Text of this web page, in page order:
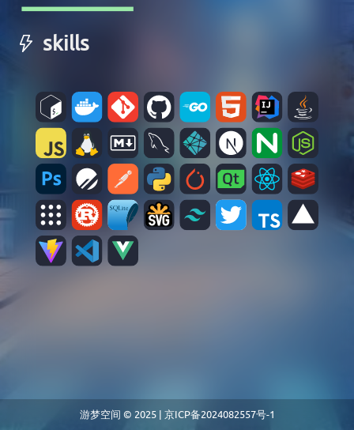
skills
游梦空间 © 2025 | 京ICP备2024082557号-1